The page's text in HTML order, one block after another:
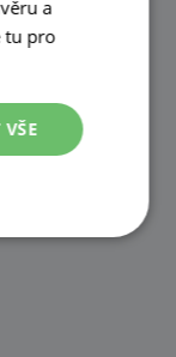
a
tu pro